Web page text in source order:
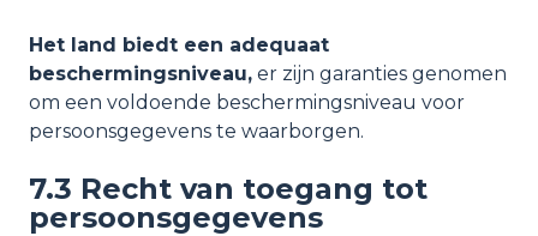
Het land biedt een adequaat
beschermingsniveau, er zijn garanties genomen
om een voldoende beschermingsniveau voor
persoonsgegevens te waarborgen.
7.3 Recht van toegang tot
persoonsgegevens